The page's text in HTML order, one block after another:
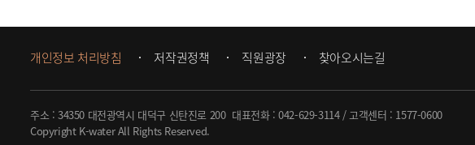
개인정보 처리방침 저작권정책 직원광장 찾아오시는길
주소 : 34350 대전광역시 대덕구 신탄진로 200 대표전화 :042-629-3114/ 고객센터 : 1577-0600
Copyright K-water All Rights Reserved.